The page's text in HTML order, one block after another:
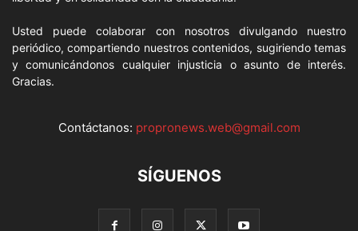
Usted puede colaborar con nosotros divulgando nuestro
periódico, compartiendo nuestros contenidos, sugiriendo temas
y comunicándonos cualquier injusticia o asunto de interés.
Gracias.
Contáctanos: propronews.web@gmail.com
SÍGUENOS